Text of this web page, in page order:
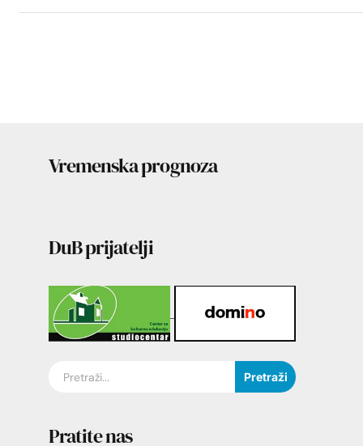
Vremenska prognoza
DuB prijatelji
Pretraži
Pratite nas